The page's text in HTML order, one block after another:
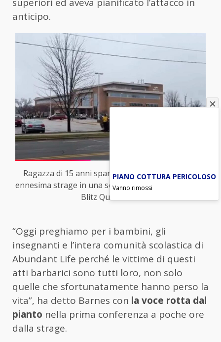
superiori ed aveva pianificato l’attacco in
anticipo.
Ragazza di 15 anni spara ed uccide tre persone,
ennesima strage in una scuola Usa (foto da video) –
Blitz Quotidiano
“Oggi preghiamo per i bambini, gli
insegnanti e l’intera comunità scolastica di
Abundant Life perché le vittime di questi
atti barbarici sono tutti loro, non solo
quelle che sfortunatamente hanno perso la
vita”, ha detto Barnes con la voce rotta dal
pianto nella prima conferenza a poche ore
dalla strage.
PIANO COTTURA PERICOLOSO
Vanno rimossi